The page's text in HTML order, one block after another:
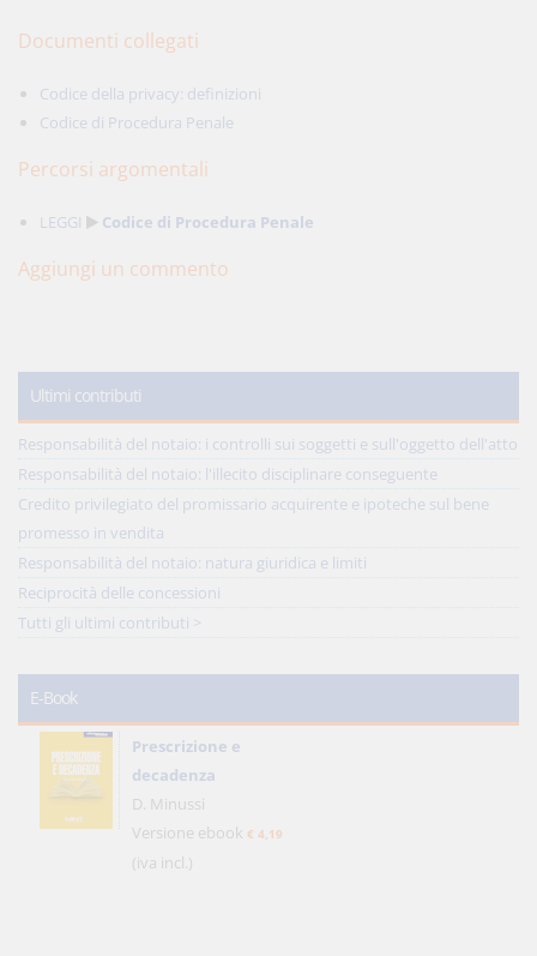
Documenti collegati
Codice della privacy: definizioni
Codice di Procedura Penale
Percorsi argomentali
LEGGI Codice di Procedura Penale
Aggiungi un commento
Ultimi contributi
Responsabilità del notaio: i controlli sui soggetti e sull'oggetto dell'atto
Responsabilità del notaio: l'illecito disciplinare conseguente
Credito privilegiato del promissario acquirente e ipoteche sul bene
promesso in vendita
Responsabilità del notaio: natura giuridica e limiti
Reciprocità delle concessioni
Tutti gli ultimi contributi >
E-Book
Prescrizione e
decadenza
D. Minussi
Versione ebook € 4,19
(iva incl.)